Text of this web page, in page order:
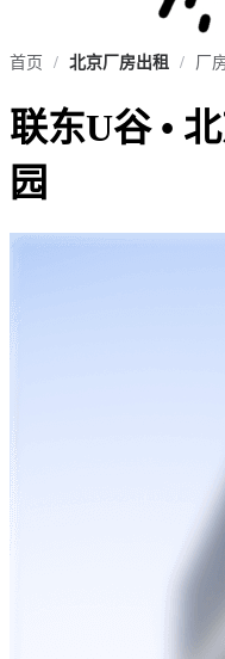
首页 / 北京厂房出租 / 厂
联东U谷 •
园